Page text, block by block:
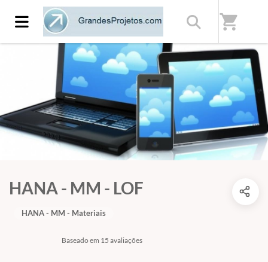
shopping_cart
HANA - MM - LOF
Baseado em 15 avaliações
HANA - MM - Materiais